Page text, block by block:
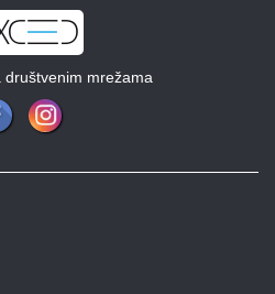
društvenim mrežama